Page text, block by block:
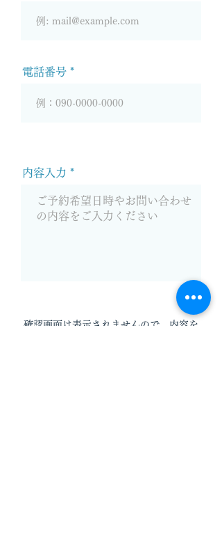
電話番号
内容入力
確認画面は表示されませんので、内容を